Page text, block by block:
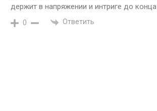
держит в напряжении и интриге до конца
0 Ответить